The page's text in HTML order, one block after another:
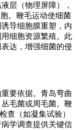
层（物理屏障），
。鞭毛运动使细菌
导细胞膜重塑，内
细胞资源繁殖。此
达，增强细菌的侵
要依据。青岛弯曲
毛菌或周毛菌。鞭
查（如凝集试验）
学调查提供关键信